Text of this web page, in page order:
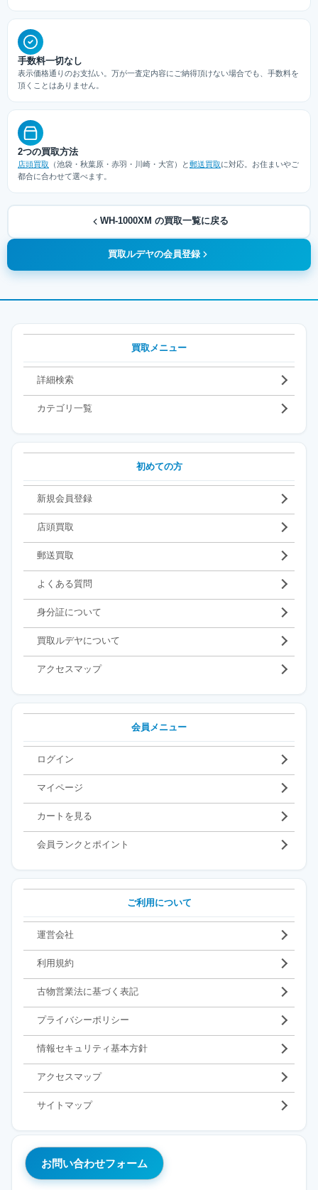
手数料一切なし
表示価格通りのお支払い。万が一査定内容にご納得頂けない場合でも、手数料を
頂くことはありません。
2つの買取方法
店頭買取 （池袋・秋葉原・赤羽・川崎・大宮）と郵送買取に対応。お住まいやご
都合に合わせて選べます。
WH-1000XM の買取一覧に戻る
買取ルデヤの会員登録
買取メニュー
詳細検索
カテゴリ一覧
初めての方
新規会員登録
店頭買取
郵送買取
よくある質問
身分証について
買取ルデヤについて
アクセスマップ
会員メニュー
ログイン
マイページ
カートを見る
会員ランクとポイント
ご利用について
運営会社
利用規約
古物営業法に基づく表記
プライバシーポリシー
情報セキュリティ基本方針
アクセスマップ
サイトマップ
お問い合わせフォーム